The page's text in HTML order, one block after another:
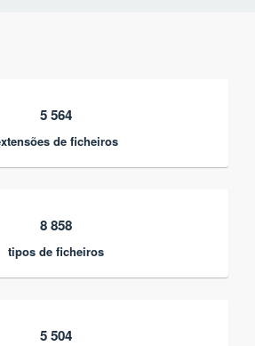
5 564
de ficheiros
8 858
tipos de ficheiros
5 504